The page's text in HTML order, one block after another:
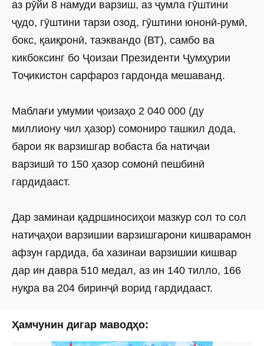
аз рӯйи 8 намуди варзиш, аз ҷумла гӯштини
ҷудо, гӯштини тарзи озод, гӯштини юнонӣ-румӣ,
бокс, қаиқронӣ, таэквандо (ВТ), самбо ва
кикбоксинг бо Ҷоизаи Президенти Ҷумҳурии
Тоҷикистон сарфароз гардонда мешаванд.
Маблағи умумии ҷоизаҳо 2 040 000 (ду
миллиону чил ҳазор) сомониро ташкил дода,
барои як варзишгар вобаста ба натиҷаи
варзишӣ то 150 ҳазор сомонӣ пешбинӣ
гардидааст.
Дар заминаи қадршиносиҳои мазкур сол то сол
натиҷаҳои варзишии варзишгарони кишварамон
афзун гардида, ба хазинаи варзишии кишвар
дар ин давра 510 медал, аз ин 140 тилло, 166
нуқра ва 204 биринҷӣ ворид гардидааст.
Ҳамчунин дигар маводҳо: